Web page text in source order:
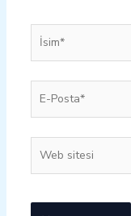
İsim*
Posta*
sitesi